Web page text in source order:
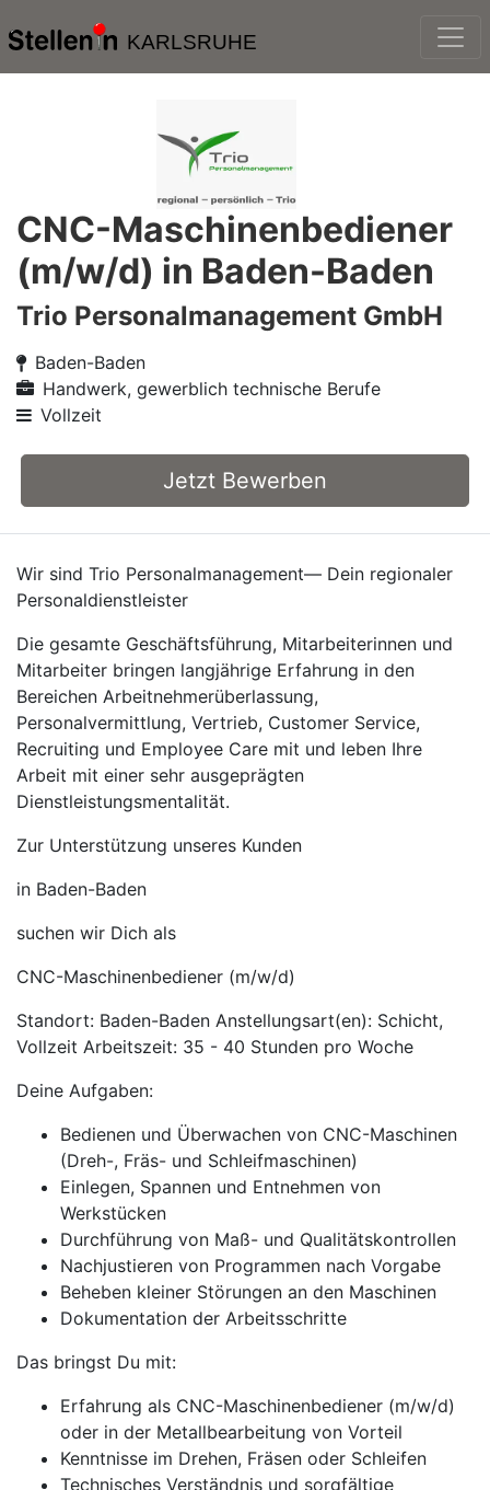
KARLSRUHE
CNC-Maschinenbediener
(m/w/d) in Baden-Baden
Trio Personalmanagement GmbH
Baden-Baden
Handwerk, gewerblich technische Berufe
Vollzeit
Jetzt Bewerben
Wir sind Trio Personalmanagement— Dein regionaler
Personaldienstleister
Die gesamte Geschäftsführung, Mitarbeiterinnen und
Mitarbeiter bringen langjährige Erfahrung in den
Bereichen Arbeitnehmerüberlassung,
Personalvermittlung, Vertrieb, Customer Service,
Recruiting und Employee Care mit und leben Ihre
Arbeit mit einer sehr ausgeprägten
Dienstleistungsmentalität.
Zur Unterstützung unseres Kunden
in Baden-Baden
suchen wir Dich als
CNC-Maschinenbediener (m/w/d)
Standort: Baden-Baden Anstellungsart(en): Schicht,
Vollzeit Arbeitszeit: 35 - 40 Stunden pro Woche
Deine Aufgaben:
Bedienen und Überwachen von CNC-Maschinen
(Dreh-, Fräs- und Schleifmaschinen)
Einlegen, Spannen und Entnehmen von
Werkstücken
Durchführung von Maß- und Qualitätskontrollen
Nachjustieren von Programmen nach Vorgabe
Beheben kleiner Störungen an den Maschinen
Dokumentation der Arbeitsschritte
Das bringst Du mit:
Erfahrung als CNC-Maschinenbediener (m/w/d)
oder in der Metallbearbeitung von Vorteil
Kenntnisse im Drehen, Fräsen oder Schleifen
Technisches Verständnis und sorgfältige